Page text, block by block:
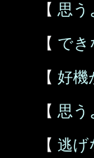
【 思う
【 でき
【 好機
【 思う
【 逃げ